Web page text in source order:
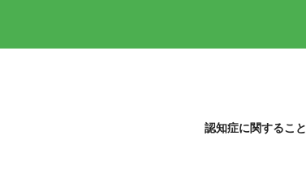
認知症に関すること